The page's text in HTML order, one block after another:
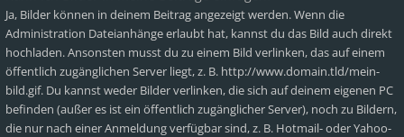
Ja, Bilder können in deinem Beitrag angezeigt werden. Wenn die
Administration Dateianhänge erlaubt hat, kannst du das Bild auch direkt
hochladen. Ansonsten musst du zu einem Bild verlinken, das auf einem
öffentlich zugänglichen Server liegt, z. B. http://www.domain.tld/mein-
bild.gif. Du kannst weder Bilder verlinken, die sich auf deinem eigenen PC
befinden (außer es ist ein öffentlich zugänglicher Server), noch zu Bildern,
die nur nach einer Anmeldung verfügbar sind, z. B. Hotmail- oder Yahoo-